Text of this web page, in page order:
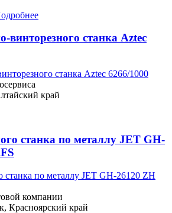
винторезного станка Aztec
край
станка по металлу JET GH-
компании
Красноярский край